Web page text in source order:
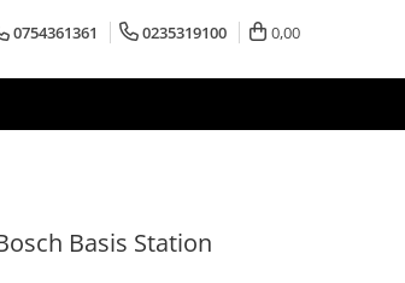
0754361361 0235319100 0,00
Basis Station